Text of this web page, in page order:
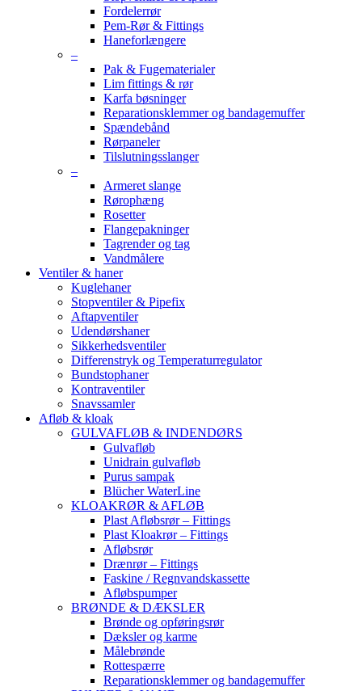
Fordelerrør
Pem-Rør & Fittings
Haneforlængere
–
Pak & Fugematerialer
Lim fittings & rør
Karfa bøsninger
Reparationsklemmer og bandagemuffer
Spændebånd
Rørpaneler
Tilslutningsslanger
–
Armeret slange
Rørophæng
Rosetter
Flangepakninger
Tagrender og tag
Vandmålere
Ventiler & haner
Kuglehaner
Stopventiler & Pipefix
Aftapventiler
Udendørshaner
Sikkerhedsventiler
Differenstryk og Temperaturregulator
Bundstophaner
Kontraventiler
Snavssamler
Afløb & kloak
GULVAFLØB & INDENDØRS
Gulvafløb
Unidrain gulvafløb
Purus sampak
Blücher WaterLine
KLOAKRØR & AFLØB
Plast Afløbsrør – Fittings
Plast Kloakrør – Fittings
Afløbsrør
Drænrør – Fittings
Faskine / Regnvandskassette
Afløbspumper
BRØNDE & DÆKSLER
Brønde og opføringsrør
Dæksler og karme
Målebrønde
Rottespærre
Reparationsklemmer og bandagemuffer